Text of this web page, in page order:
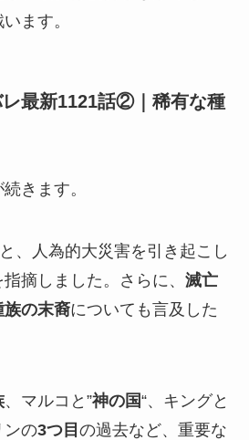
ます。
レ最新1121話②｜稀有な種
きます。
、人為的大災害を引き起こし
摘しました。さらに、 滅亡
族の末裔についても言及した
、マルコと”神の国“、キングと
ンの3つ目 の過去など、重要な